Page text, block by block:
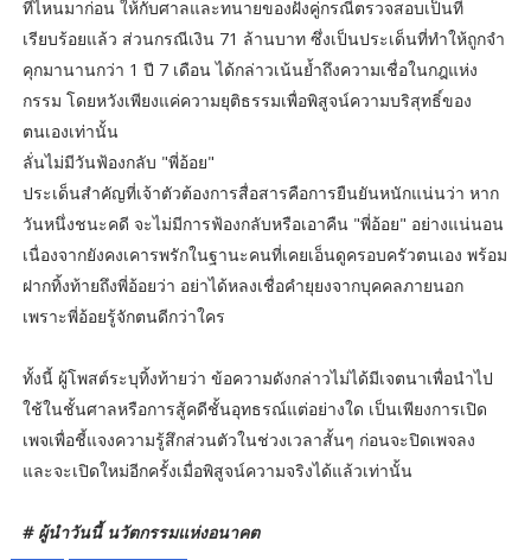
ที่ไหนมาก่อน ให้กับศาลและทนายของฝั่งคู่กรณีตรวจสอบเป็นที่
เรียบร้อยแล้ว ส่วนกรณีเงิน 71 ล้านบาท ซึ่งเป็นประเด็นที่ทำให้ถูกจำ
คุกมานานกว่า 1 ปี 7 เดือน ได้กล่าวเน้นย้ำถึงความเชื่อในกฎแห่ง
กรรม โดยหวังเพียงแค่ความยุติธรรมเพื่อพิสูจน์ความบริสุทธิ์ของ
ตนเองเท่านั้น
​ลั่นไม่มีวันฟ้องกลับ "พี่อ้อย"
ประเด็นสำคัญที่เจ้าตัวต้องการสื่อสารคือการยืนยันหนักแน่นว่า หาก
วันหนึ่งชนะคดี จะไม่มีการฟ้องกลับหรือเอาคืน "พี่อ้อย" อย่างแน่นอน
เนื่องจากยังคงเคารพรักในฐานะคนที่เคยเอ็นดูครอบครัวตนเอง พร้อม
ฝากทิ้งท้ายถึงพี่อ้อยว่า อย่าได้หลงเชื่อคำยุยงจากบุคคลภายนอก
เพราะพี่อ้อยรู้จักตนดีกว่าใคร
​ทั้งนี้ ผู้โพสต์ระบุทิ้งท้ายว่า ข้อความดังกล่าวไม่ได้มีเจตนาเพื่อนำไป
ใช้ในชั้นศาลหรือการสู้คดีชั้นอุทธรณ์แต่อย่างใด เป็นเพียงการเปิด
เพจเพื่อชี้แจงความรู้สึกส่วนตัวในช่วงเวลาสั้นๆ ก่อนจะปิดเพจลง
และจะเปิดใหม่อีกครั้งเมื่อพิสูจน์ความจริงได้แล้วเท่านั้น
# ผู้นำวันนี้ นวัตกรรมแห่งอนาคต